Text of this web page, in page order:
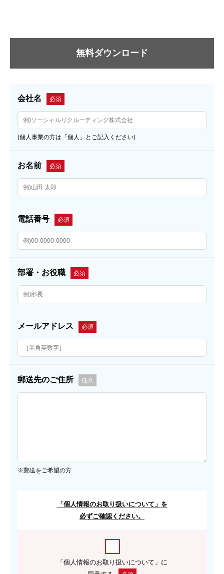
無料ダウンロード
会社名 必須
(個人事業の方は「個人」とご記入ください)
お名前 必須
電話番号 必須
部署・お役職 必須
メールアドレス 必須
郵送先のご住所 任意
※郵送をご希望の方
「個人情報のお取り扱いについて」を
必ずご確認ください。
「個人情報のお取り扱いについて」に